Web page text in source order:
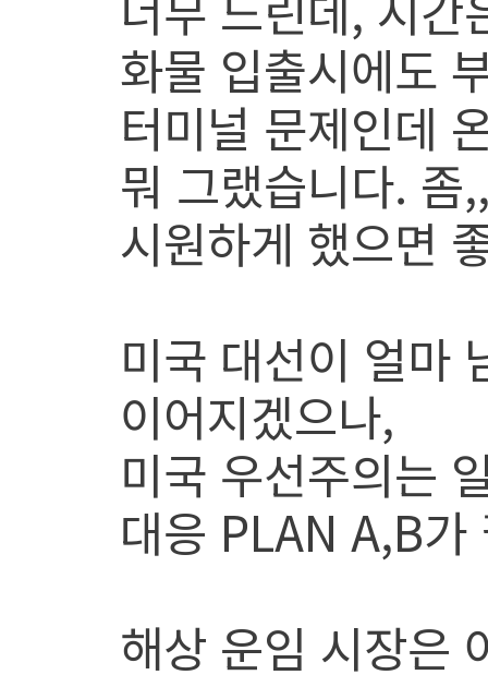
화물 입출시에도
터미널 문제인데
뭐 그랬습니다. 좀
시원하게 했으면
미국 대선이 얼마
이어지겠으나,
미국 우선주의는
대응 PLAN A,B가
해상 운임 시장은